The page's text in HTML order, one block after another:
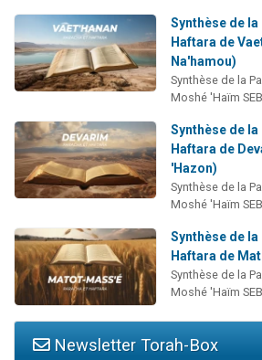
Synthèse de
Haftara de
Na'hamou)
Synthèse de la
Moshé 'Haïm
Synthèse de
Haftara de
'Hazon)
Synthèse de la
Moshé 'Haïm
Synthèse de
Haftara de
Synthèse de la
Moshé 'Haïm
Newsletter Torah-Box